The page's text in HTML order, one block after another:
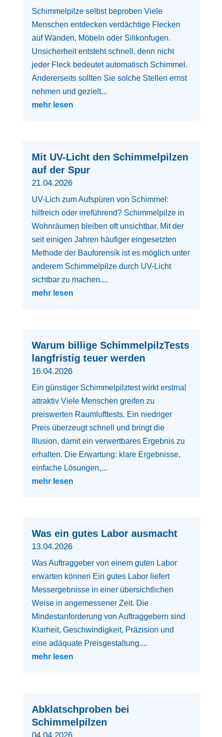
Schimmelpilze selbst beproben Viele
Menschen entdecken verdächtige Flecken
auf Wänden, Möbeln oder Silikonfugen.
Unsicherheit entsteht schnell, denn nicht
jeder Fleck bedeutet automatisch Schimmel.
Andererseits sollten Sie solche Stellen ernst
nehmen und gezielt...
mehr lesen
Mit UV-Licht den Schimmelpilzen
auf der Spur
21.04.2026
UV-Lich zum Aufspüren von Schimmel:
hilfreich oder irreführend? Schimmelpilze in
Wohnräumen bleiben oft unsichtbar. Mit der
seit einigen Jahren häufiger eingesetzten
Methode der Bauforensik ist es möglich unter
anderem Schimmelpilze durch UV-Licht
sichtbar zu machen....
mehr lesen
Warum billige SchimmelpilzTests
langfristig teuer werden
16.04.2026
Ein günstiger Schimmelpilztest wirkt erstmal
attraktiv Viele Menschen greifen zu
preiswerten Raumlufttests. Ein niedriger
Preis überzeugt schnell und bringt die
Illusion, damit ein verwertbares Ergebnis zu
erhalten. Die Erwartung: klare Ergebnisse,
einfache Lösungen,...
mehr lesen
Was ein gutes Labor ausmacht
13.04.2026
Was Auftraggeber von einem guten Labor
erwarten können Ein gutes Labor liefert
Messergebnisse in einer übersichtlichen
Weise in angemessener Zeit. Die
Mindestanforderung von Auftraggebern sind
Klarheit, Geschwindigkeit, Präzision und
eine adäquate Preisgestaltung....
mehr lesen
Abklatschproben bei
Schimmelpilzen
04.04.2026